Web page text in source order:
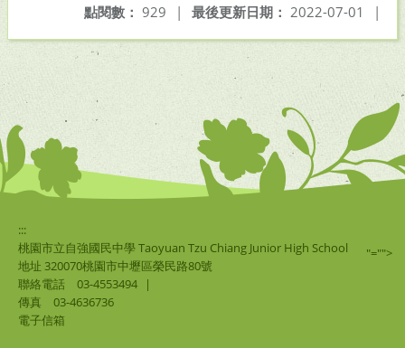
最後更新日期： 2022-07-01 |
點閱數： 929 |
:::
桃園市立自強國民中學 Taoyuan Tzu Chiang Junior High School
地址 320070桃園市中壢區榮民路80號
聯絡電話
03-4553494
|
傳真
03-4636736
電子信箱
"="">